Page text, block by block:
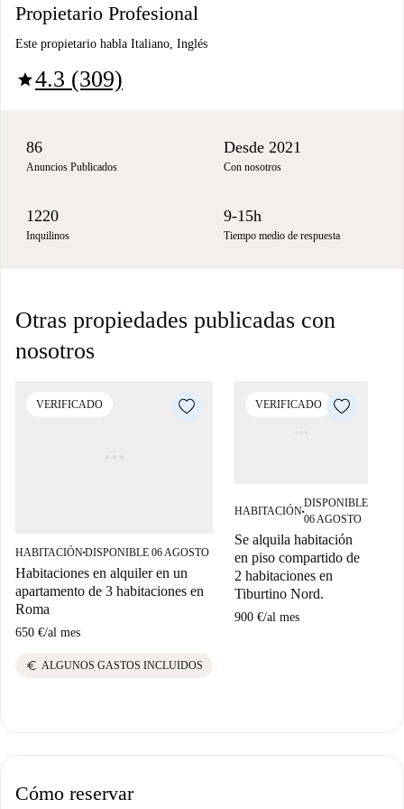
Propietario Profesional
Este propietario habla Italiano, Inglés
star4.3 (309)
86
Anuncios Publicados
Desde 2021
Con nosotros
1220
Inquilinos
9-15h
Tiempo medio de respuesta
Otras propiedades publicadas con
nosotros
VERIFICADO
HABITACIÓN■DISPONIBLE 06 AGOSTO
Habitaciones en alquiler en un
apartamento de 3 habitaciones en
Roma
650 €/al mes
euro ALGUNOS GASTOS INCLUIDOS
VERIFICADO
HABITACIÓN■
DISPONIBLE
06 AGOSTO
Se alquila habitación
en piso compartido de
2 habitaciones en
Tiburtino Nord.
900 €/al mes
Cómo reservar